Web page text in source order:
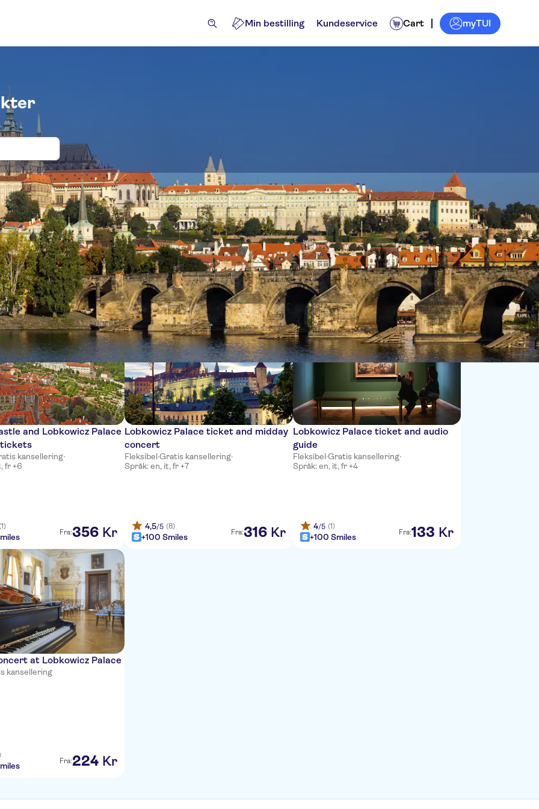
Min bestilling Kundeservice Cart myTUI
og billetter i Lobkowicz Palace
og dagsturer Billetter og arrangementer Severdigheter og guidede turer
Sort by:
and Lobkowicz Palace
kansellering·
fr +6
(1)
Fra:356 Kr
Lobkowicz Palace ticket and midday
concert
Fleksibel·Gratis kansellering·
Språk: en, it, fr +7
4,5/5 (8)
+100 Smiles Fra:316 Kr
Lobkowicz Palace ticket and audio
guide
Fleksibel·Gratis kansellering·
Språk: en, it, fr +4
4/5 (1)
+100 Smiles Fra:133 Kr
at Lobkowicz Palace
kansellering
Fra:224 Kr